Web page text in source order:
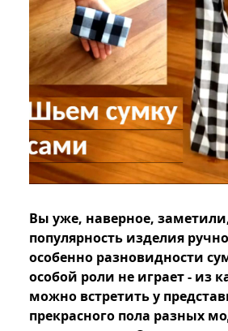
Вы уже, наверное,
популярность изделия
особенно разновидности
особой роли не играет - из
можно встретить у
прекрасного пола разных